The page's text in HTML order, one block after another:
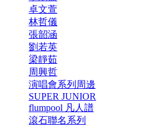
卓文萱
林哲儀
張韶涵
劉若英
梁靜茹
周興哲
演唱會系列周邊
SUPER JUNIOR
flumpool 凡人譜
滾石聯名系列